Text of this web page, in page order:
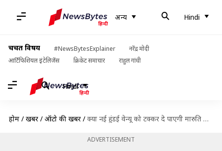
अन्य Hindi
चर्चित विषय #NewsBytesExplainer
नरेंद्र मोदी
आर्टिफिशियल इंटेलिजेंस
क्रिकेट समाचार राहुल गांधी
Hindi
होम / खबरें / ऑटो की खबरें / क्या नई हुंडई वेन्यू को टक्कर दे पाएगी मारुति की आने वाली ब्रेजा फेसलिफ्ट?
ADVERTISEMENT